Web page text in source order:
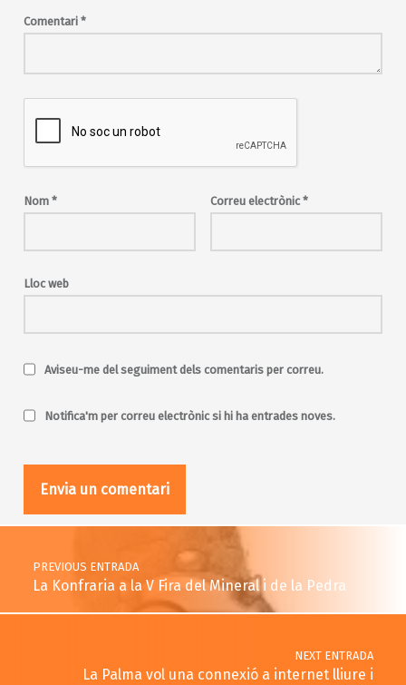
Comentari *
Nom * Correu electrònic*
Lloc web
Aviseu-me del seguiment dels comentaris per correu.
Notifica'm per correu electrònic si hi ha entrades noves.
Post navigation
PREVIOUS ENTRADA
La Konfraria a la V Fira del Mineral i de la Pedra
NEXT ENTRADA
La Palma vol una connexió a internet lliure i